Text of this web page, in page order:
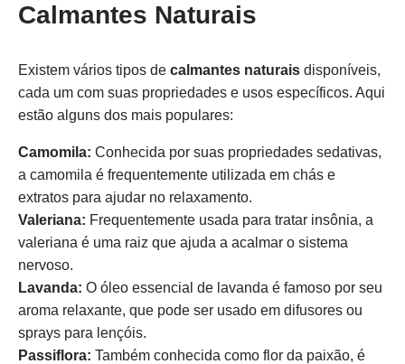
Calmantes Naturais
Existem vários tipos de calmantes naturais disponíveis,
cada um com suas propriedades e usos específicos. Aqui
estão alguns dos mais populares:
Camomila: Conhecida por suas propriedades sedativas,
a camomila é frequentemente utilizada em chás e
extratos para ajudar no relaxamento.
Valeriana: Frequentemente usada para tratar insônia, a
valeriana é uma raiz que ajuda a acalmar o sistema
nervoso.
Lavanda: O óleo essencial de lavanda é famoso por seu
aroma relaxante, que pode ser usado em difusores ou
sprays para lençóis.
Passiflora: Também conhecida como flor da paixão, é